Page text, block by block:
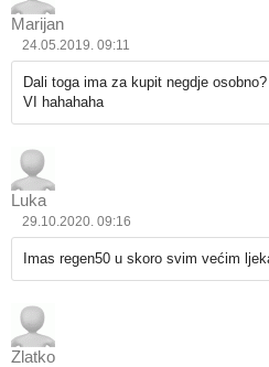
Marijan
24.05.2019. 09:11
Dali toga ima za kupit negdje
VI hahahaha
Luka
29.10.2020. 09:16
Imas regen50 u skoro svim većim
Zlatko